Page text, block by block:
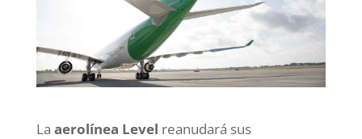
La aerolínea Level reanudará sus